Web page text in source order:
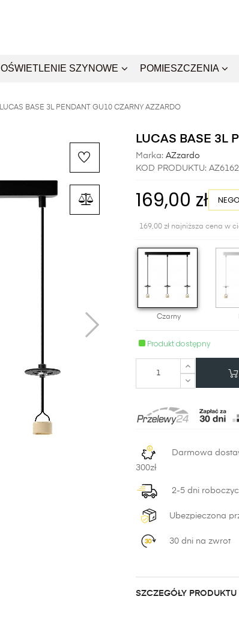
OŚWIETLENIE SZYNOWE POMIESZCZENIA
LUCAS BASE 3L PENDANT GU10 CZARNY AZZARDO
LUCAS BASE 3L
Marka: AZzardo
KOD PRODUKTU: AZ6162
169,00 zł
169,00 zł najniższa cena w
Czarny
Produkt dostępny
Darmowa
300zł
2-5 dni
Ubezpieczona
30 dni na zwrot
SZCZEGÓŁY PRODUKTU